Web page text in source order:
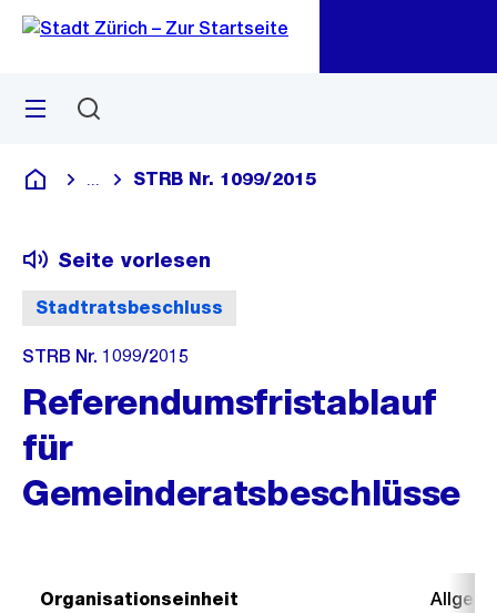
Navigation
Sprunglink
Menü
Deutsch
Blende alle Breadcrumbs ein
STRB Nr. 1099/2015
Stadtratsbeschluss
Seite vorlesen
STRB Nr. 1099/2015
Referendumsfristablauf
für
Gemeinderatsbeschlüsse
Organisationseinheit